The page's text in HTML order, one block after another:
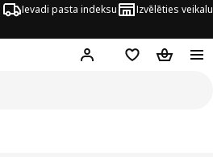
Ievadi pasta indeksu Izvēlēties veikalu
Hej! Pierakstīties
PirkumuPirkumu